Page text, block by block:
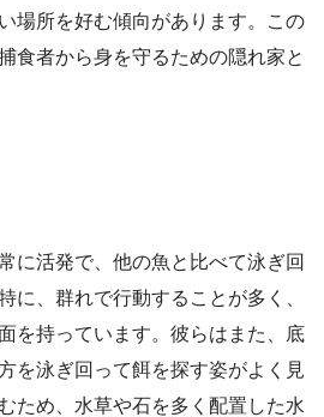
場所を好む傾向があります。この
食者から身を守るための隠れ家と
に活発で、他の魚と比べて泳ぎ回
に、群れで行動することが多く、
を持っています。彼らはまた、底
を泳ぎ回って餌を探す姿がよく見
ため、水草や石を多く配置した水